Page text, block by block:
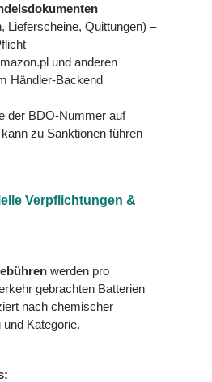
Lieferscheine, Quittungen) –
und anderen
Händler-Backend
der BDO-Nummer auf
zu Sanktionen führen
Verpflichtungen &
werden pro
gebrachten Batterien
nach chemischer
Kategorie.